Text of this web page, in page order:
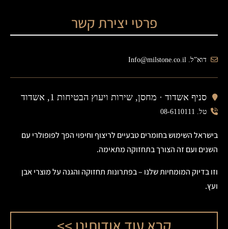
פרטי יצירת קשר
דוא”ל. Info@milstone.co.il
סניף אשדוד · מחסן, שירות ויעוץ הבטיחות 1, אשדוד
טל. 08-6110111
בישראל השימוש בחומרים טבעיים לריצוף וחיפוי הפך לפופולרי עם
השנים ועם זה הצורך בתחזוקה מתאימה.
וזו בדיוק המומחיות שלנו – בפתרונות תחזוקה והגנה על מוצרי אבן
ועץ.